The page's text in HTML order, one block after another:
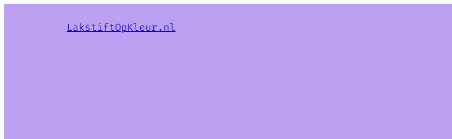
LakstiftOpKleur.nl